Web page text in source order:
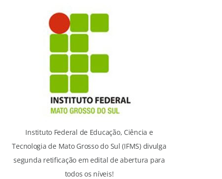
Instituto Federal de Educação, Ciência e
Tecnologia de Mato Grosso do Sul (IFMS) divulga
segunda retificação em edital de abertura para
todos os níveis!